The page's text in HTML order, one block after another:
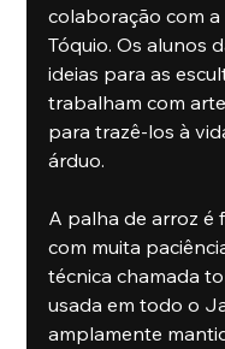
colaboração com
Tóquio. Os alunos
ideias para as
trabalham com
para trazê-los à
árduo.
A palha de arroz é
com muita
técnica chamada
usada em todo o
amplamente